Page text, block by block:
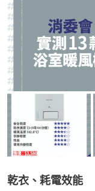
乾衣、耗電效能